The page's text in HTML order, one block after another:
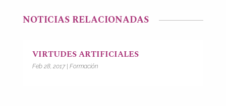
NOTICIAS RELACIONADAS
VIRTUDES ARTIFICIALES
Feb 28, 2017| Formación